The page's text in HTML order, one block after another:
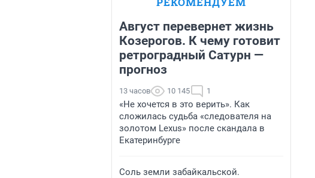
Август перевернет жизнь
Козерогов. К чему готовит
ретроградный Сатурн —
прогноз
13 часов 10 145 1
«Не хочется в это верить». Как
сложилась судьба «следователя на
золотом Lexus» после скандала в
Екатеринбурге
Соль земли забайкальской.